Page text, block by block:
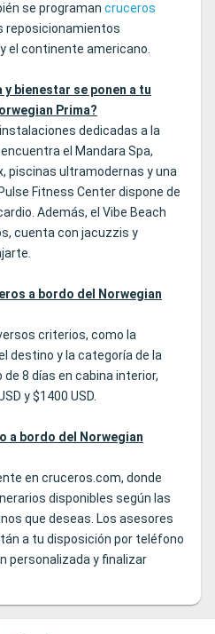
se programan cruceros
reposicionamientos
el continente americano.
bienestar se ponen a tu
Prima?
dedicadas a la
el Mandara Spa,
piscinas ultramodernas y una
Fitness Center dispone de
Además, el Vibe Beach
cuenta con jacuzzis y
a bordo del Norwegian
criterios, como la
destino y la categoría de la
8 días en cabina interior,
y $1400 USD.
a bordo del Norwegian
en cruceros.com, donde
disponibles según las
que deseas. Los asesores
a tu disposición por teléfono
personalizada y finalizar